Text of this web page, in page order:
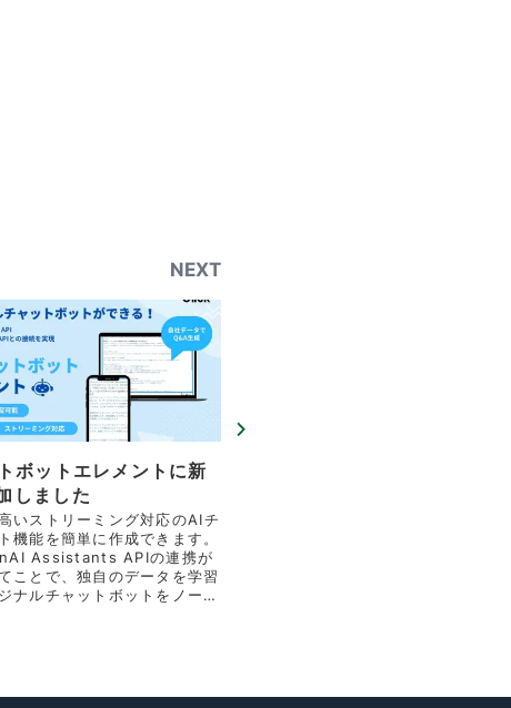
NEXT
ボットエレメントに新
しました
いストリーミング対応のAIチ
機能を簡単に作成できます。
Assistants APIの連携が
ことで、独自のデータを学習
ナルチャットボットをノーコ